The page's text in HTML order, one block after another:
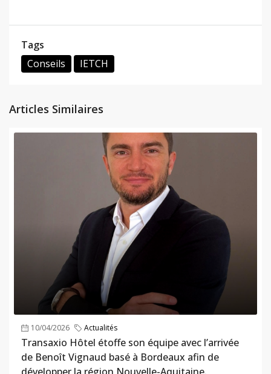
Tags
Conseils
IETCH
Articles Similaires
10/04/2026 Actualités
Transaxio Hôtel étoffe son équipe avec l’arrivée
de Benoît Vignaud basé à Bordeaux afin de